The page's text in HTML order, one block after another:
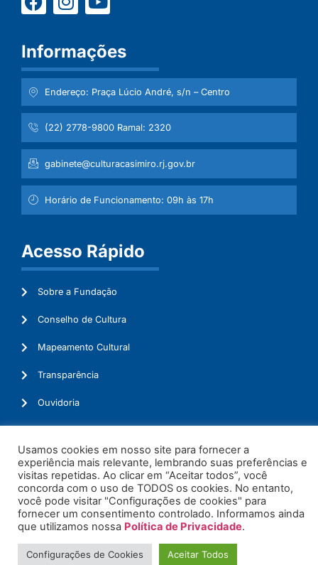
Informações
Endereço: Praça Lúcio André, s/n – Centro
(22) 2778-9800 Ramal: 2320
gabinete@culturacasimiro.rj.gov.br
Horário de Funcionamento: 09h às 17h
Acesso Rápido
Sobre a Fundação
Conselho de Cultura
Mapeamento Cultural
Transparência
Ouvidoria
© 2026. Todos os Direitos Reservados.
Usamos cookies em nosso site para fornecer a
experiência mais relevante, lembrando suas preferências e
visitas repetidas. Ao clicar em “Aceitar todos”, você
concorda com o uso de TODOS os cookies. No entanto,
você pode visitar "Configurações de cookies" para
fornecer um consentimento controlado. Informamos ainda
que utilizamos nossa Política de Privacidade.
Configurações de Cookies Aceitar Todos